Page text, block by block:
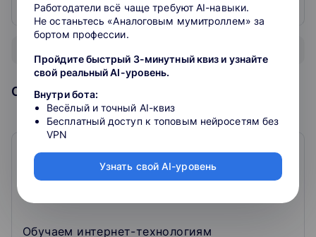
Образовательная организация
Teachline
0 0отзывов
Обучаем интернет-технологиям
Работодатели всё чаще требуют AI-навыки.
Не останьтесь «Аналоговым мумитроллем» за
бортом профессии.
Пройдите быстрый 3-минутный квиз и узнайте
свой реальный AI-уровень.
Внутри бота:
Весёлый и точный AI-квиз
Бесплатный доступ к топовым нейросетям без
VPN
Узнать свой AI-уровень